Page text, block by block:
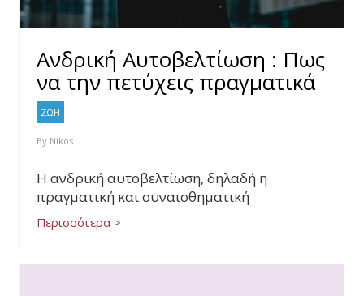
Ανδρική Αυτοβελτίωση : Πως
να την πετύχεις πραγματικά
ΖΩΗ
By Nikos
Η ανδρική αυτοβελτίωση, δηλαδή η
πραγματική και συναισθηματική
Περισσότερα >